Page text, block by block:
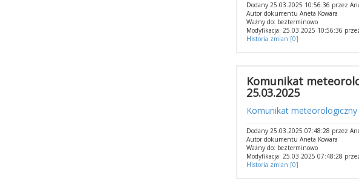
Dodany 25.03.2025 10:56:36 przez
Autor dokumentu Aneta Kowara
Ważny do: bezterminowo
Modyfikacja: 25.03.2025 10:56:36
Historia zmian [0]
Komunikat
25.03.2025
Komunikat meteorologiczny
Dodany 25.03.2025 07:48:28 przez
Autor dokumentu Aneta Kowara
Ważny do: bezterminowo
Modyfikacja: 25.03.2025 07:48:28
Historia zmian [0]